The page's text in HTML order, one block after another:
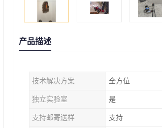
产品描述
技术解决方案 全方位
独立实验室 是
支持邮寄送样 支持